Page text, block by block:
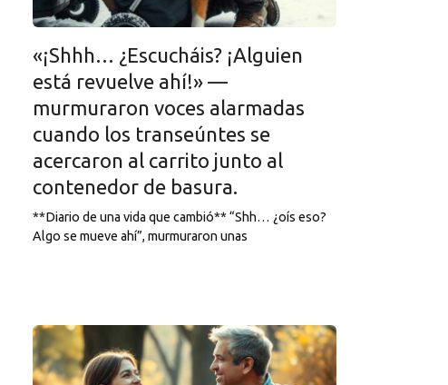
«¡Shhh… ¿Escucháis? ¡Alguien
está revuelve ahí!» —
murmuraron voces alarmadas
cuando los transeúntes se
acercaron al carrito junto al
contenedor de basura.
**Diario de una vida que cambió** “Shh… ¿oís eso?
Algo se mueve ahí”, murmuraron unas